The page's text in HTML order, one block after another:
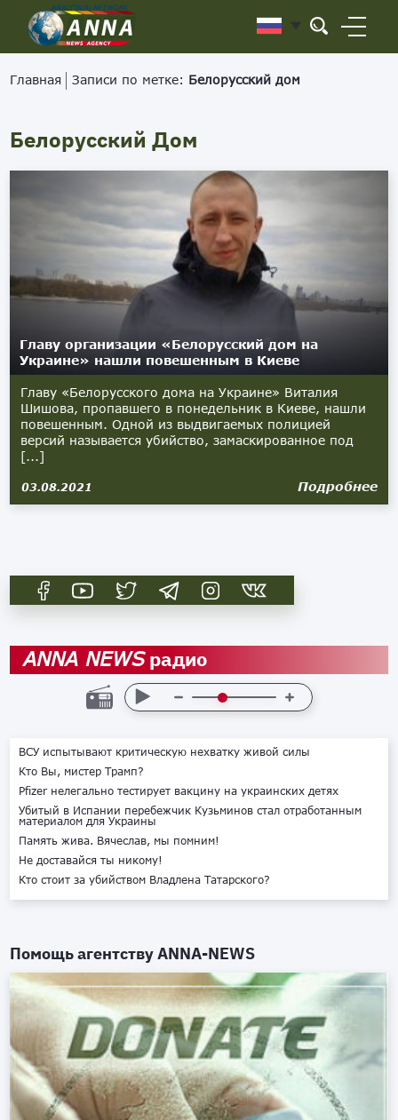
Главная Записи по метке: Белорусский дом
Белорусский Дом
Главу организации «Белорусский дом на
Украине» нашли повешенным в Киеве
Главу «Белорусского дома на Украине» Виталия
Шишова, пропавшего в понедельник в Киеве, нашли
повешенным. Одной из выдвигаемых полицией
версий называется убийство, замаскированное под
[...]
03.08.2021 Подробнее
ANNA NEWSрадио
ВСУ испытывают критическую нехватку живой силы
Кто Вы, мистер Трамп?
Pfizer нелегально тестирует вакцину на украинских детях
Убитый в Испании перебежчик Кузьминов стал отработанным
материалом для Украины
Память жива. Вячеслав, мы помним!
Не доставайся ты никому!
Кто стоит за убийством Владлена Татарского?
Помощь агентствуANNA-NEWS